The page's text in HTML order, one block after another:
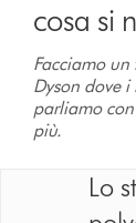
cosa si
Facciamo un
Dyson dove
parliamo
più.
Lo